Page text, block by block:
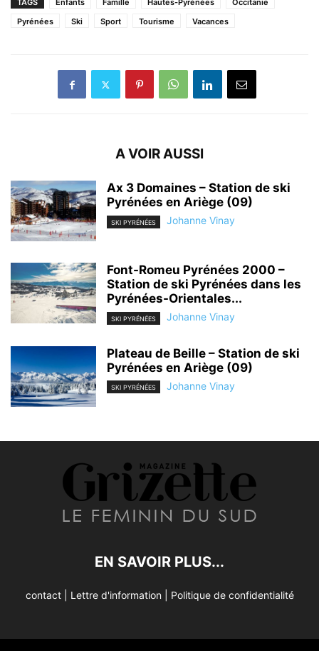
TAGS Enfants Famille Hautes-Pyrénées
Occitanie
Pyrénées
Ski Sport Tourisme Vacances
A VOIR AUSSI
Ax 3 Domaines – Station de ski
Pyrénées en Ariège (09)
SKI PYRÉNÉES Johanne Vinay
Font-Romeu Pyrénées 2000 –
Station de ski Pyrénées dans les
Pyrénées-Orientales...
SKI PYRÉNÉES Johanne Vinay
Plateau de Beille – Station de ski
Pyrénées en Ariège (09)
SKI PYRÉNÉES Johanne Vinay
EN SAVOIR PLUS...
contact| Lettre d'information Politique de confidentialité